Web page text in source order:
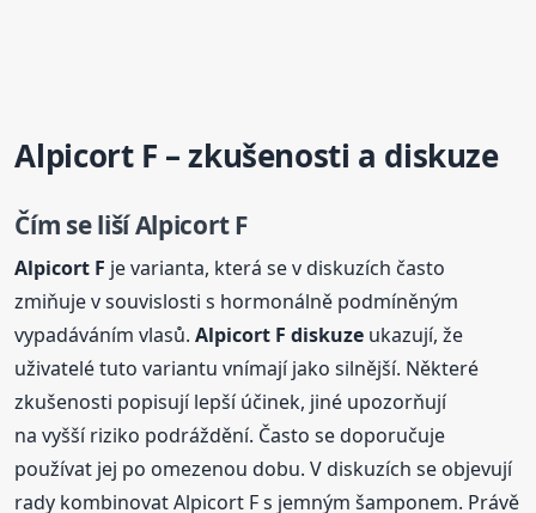
Alpicort F – zkušenosti a diskuze
Čím se liší Alpicort F
Alpicort F je varianta, která se v diskuzích často
zmiňuje v souvislosti s hormonálně podmíněným
vypadáváním vlasů.Alpicort Fdiskuze ukazují, že
uživatelé tuto variantu vnímají jako silnější. Některé
zkušenosti popisují lepší účinek, jiné upozorňují
na vyšší riziko podráždění. Často se doporučuje
používat jej po omezenou dobu. V diskuzích se objevují
rady kombinovat Alpicort F s jemným šamponem. Právě